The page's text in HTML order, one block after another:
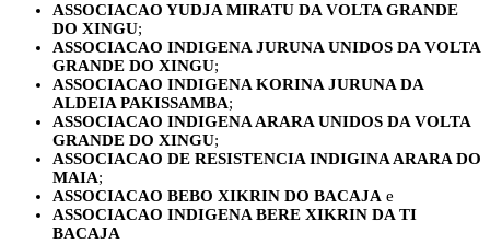
ASSOCIACAO YUDJA MIRATU DA VOLTA GRANDE
DO XINGU;
ASSOCIACAO INDIGENA JURUNA UNIDOS DA VOLTA
GRANDE DO XINGU;
ASSOCIACAO INDIGENA KORINA JURUNA DA
ALDEIA PAKISSAMBA;
ASSOCIACAO INDIGENA ARARA UNIDOS DA VOLTA
GRANDE DO XINGU;
ASSOCIACAO DE RESISTENCIA INDIGINA ARARA DO
MAIA;
ASSOCIACAO BEBO XIKRIN DO BACAJA e
ASSOCIACAO INDIGENA BERE XIKRIN DA TI
BACAJA